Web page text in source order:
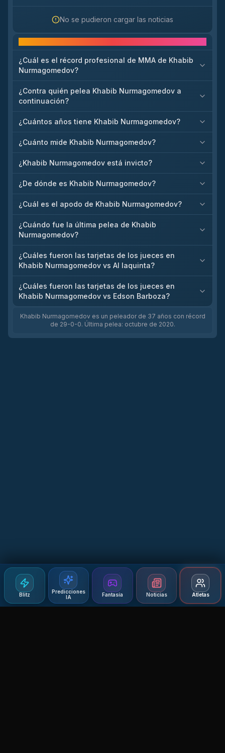
Blitz
Predicciones
IA
Fantasía Noticias Atletas
No se pudieron cargar las noticias
¿Cuál es el récord profesional de MMA de Khabib
Nurmagomedov?
¿Contra quién pelea Khabib Nurmagomedov a
continuación?
¿Cuántos años tiene Khabib Nurmagomedov?
¿Cuánto mide Khabib Nurmagomedov?
¿Khabib Nurmagomedov está invicto?
¿De dónde es Khabib Nurmagomedov?
¿Cuál es el apodo de Khabib Nurmagomedov?
¿Cuándo fue la última pelea de Khabib
Nurmagomedov?
¿Cuáles fueron las tarjetas de los jueces en
Khabib Nurmagomedov vs Al Iaquinta?
¿Cuáles fueron las tarjetas de los jueces en
Khabib Nurmagomedov vs Edson Barboza?
Khabib Nurmagomedov es un peleador de 37 años con récord
de 29-0-0. Última pelea: octubre de 2020.